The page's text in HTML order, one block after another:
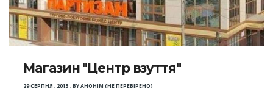
Магазин "Центр взуття"
29 СЕРПНЯ , 2013 ,BYАНОНІМ (НЕ ПЕРЕВІРЕНО)